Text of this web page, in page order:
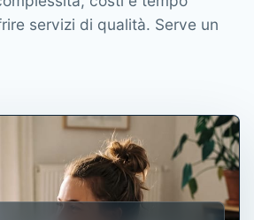
servizi di qualità. Serve un